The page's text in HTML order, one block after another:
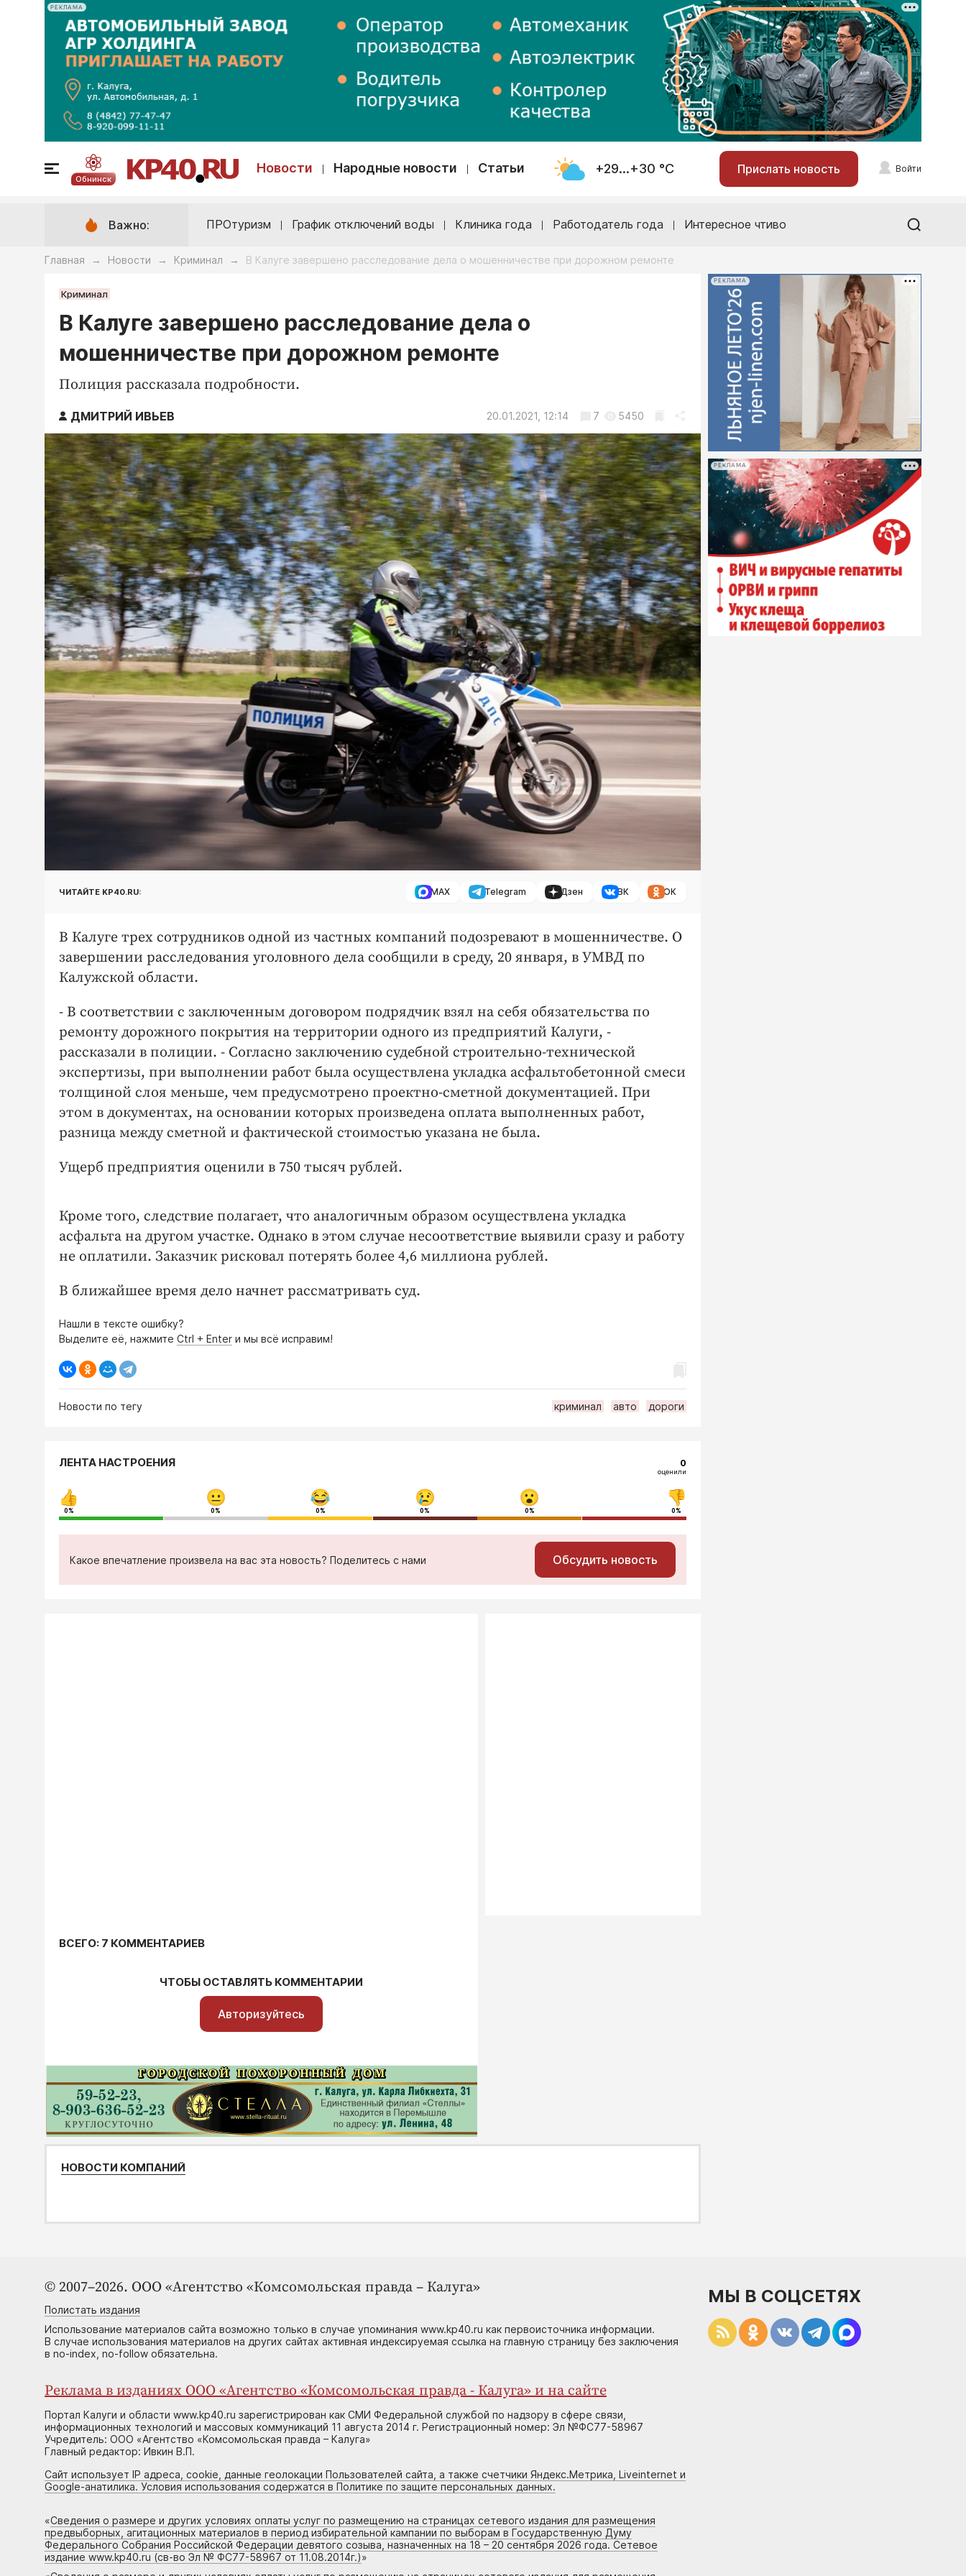
РЕКЛАМА
Обнинск
Новости Народные новости Статьи +29...+30 °С Прислать новость Войти
Важно: ПРОтуризм График отключений воды Клиника года Работодатель года Интересное чтиво
Главная → Новости → Криминал → В Калуге завершено расследование дела о мошенничестве при дорожном ремонте
Криминал
В Калуге завершено расследование дела о
мошенничестве при дорожном ремонте
Полиция рассказала подробности.
ДМИТРИЙ ИВЬЕВ 20.01.2021, 12:14 7 5450
ЧИТАЙТЕ KP40.RU: MAX Telegram Дзен ВК ОК
В Калуге трех сотрудников одной из частных компаний подозревают в мошенничестве. О
завершении расследования уголовного дела сообщили в среду, 20 января, в УМВД по
Калужской области.
- В соответствии с заключенным договором подрядчик взял на себя обязательства по
ремонту дорожного покрытия на территории одного из предприятий Калуги, -
рассказали в полиции. - Согласно заключению судебной строительно-технической
экспертизы, при выполнении работ была осуществлена укладка асфальтобетонной смеси
толщиной слоя меньше, чем предусмотрено проектно-сметной документацией. При
этом в документах, на основании которых произведена оплата выполненных работ,
разница между сметной и фактической стоимостью указана не была.
Ущерб предприятия оценили в 750 тысяч рублей.
Кроме того, следствие полагает, что аналогичным образом осуществлена укладка
асфальта на другом участке. Однако в этом случае несоответствие выявили сразу и работу
не оплатили. Заказчик рисковал потерять более 4,6 миллиона рублей.
В ближайшее время дело начнет рассматривать суд.
Нашли в тексте ошибку?
Выделите её, нажмите Ctrl + Enter и мы всё исправим!
Новости по тегу криминал авто дороги
РЕКЛАМА
РЕКЛАМА
ЛЕНТА НАСТРОЕНИЯ 0
оценили
0% 0% 0% 0% 0% 0%
Какое впечатление произвела на вас эта новость? Поделитесь с нами Обсудить новость
ВСЕГО: 7 КОММЕНТАРИЕВ
ЧТОБЫ ОСТАВЛЯТЬ КОММЕНТАРИИ
Авторизуйтесь
НОВОСТИ КОМПАНИЙ
© 2007–2026. ООО «Агентство «Комсомольская правда – Калуга»
Полистать издания
Использование материалов сайта возможно только в случае упоминания www.kp40.ru как первоисточника информации.
В случае использования материалов на других сайтах активная индексируемая ссылка на главную страницу без заключения
в no-index, no-follow обязательна.
Реклама в изданиях ООО «Агентство «Комсомольская правда - Калуга» и на сайте
Портал Калуги и области www.kp40.ru зарегистрирован как СМИ Федеральной службой по надзору в сфере связи,
информационных технологий и массовых коммуникаций 11 августа 2014 г. Регистрационный номер: Эл №ФС77-58967
Учредитель: ООО «Агентство «Комсомольская правда – Калуга»
Главный редактор: Ивкин В.П.
Сайт использует IP адреса, cookie, данные геолокации Пользователей сайта, а также счетчики Яндекс.Метрика, Liveinternet и
Google-анатилика. Условия использования содержатся в Политике по защите персональных данных.
«Сведения о размере и других условиях оплаты услуг по размещению на страницах сетевого издания для размещения
предвыборных, агитационных материалов в период избирательной кампании по выборам в Государственную Думу
Федерального Собрания Российской Федерации девятого созыва, назначенных на 18 – 20 сентября 2026 года. Сетевое
издание www.kp40.ru (св-во Эл № ФС77-58967 от 11.08.2014г.)»
МЫ В СОЦСЕТЯХ